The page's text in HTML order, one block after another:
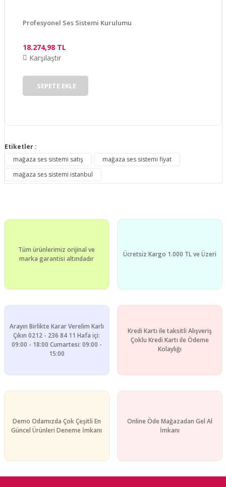
Profesyonel Ses Sistemi Kurulumu
18.274,98 TL
Karşılaştır
SEPETE EKLE
Etiketler :
mağaza ses sistemi satış
mağaza ses sistemi fiyat
mağaza ses sistemi istanbul
Tüm ürünlerimiz orijinal ve
marka garantisi altındadır
Ücretsiz Kargo 1.000 TL ve Üzeri
Arayın Birlikte Karar Verelim Karlı
Çıkın 0212 - 236 84 11 Hafa içi:
09:00 - 18:00 Cumartesi: 09:00 -
15:00
Kredi Kartı ile taksitli Alışveriş
Çoklu Kredi Kartı ile Ödeme
Kolaylığı
Demo Odamızda Çok Çeşitli En
Güncel Ürünleri Deneme İmkanı
Online Öde Mağazadan Gel Al
İmkanı